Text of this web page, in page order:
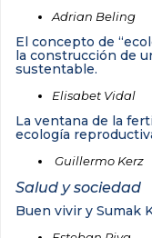
Adrian Beling
El concepto de
la construcción de
sustentable.
Elisabet Vidal
La ventana de la
ecología
Guillermo Kerz
Salud y sociedad
Buen vivir y Sumak